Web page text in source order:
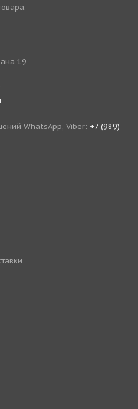
19
WhatsApp, Viber: +7 (989)